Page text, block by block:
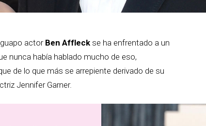
actor Ben Affleck se ha enfrentado a un
nunca había hablado mucho de eso,
de lo que más se arrepiente derivado de su
Jennifer Garner.